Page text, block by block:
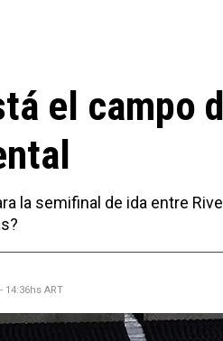
el campo
la semifinal de ida entre
14:36hs ART